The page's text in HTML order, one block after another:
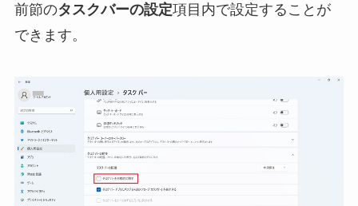
前節のタスクバーの設定項目内で設定することが
できます。